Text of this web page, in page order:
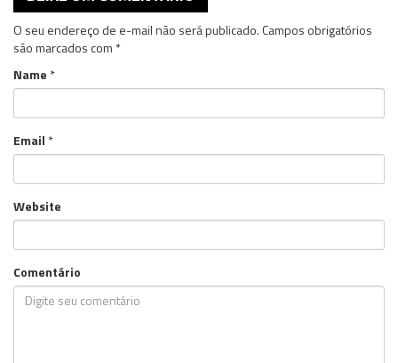
O seu endereço de e-mail não será publicado. Campos obrigatórios
são marcados com *
Name *
Email *
Website
Comentário